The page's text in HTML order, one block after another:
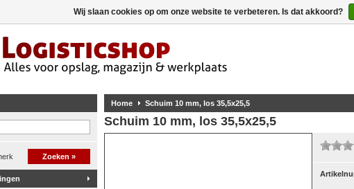
Zoeken »
Home Schuim 10 mm, los 35,5x25,5
Schuim 10 mm, los 35,5x25,5
Wij slaan cookies op om onze website te verbeteren. Is dat akkoord?